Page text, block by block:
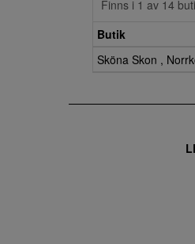
Finns i 1 av 14
Butik
Sköna Skon ,